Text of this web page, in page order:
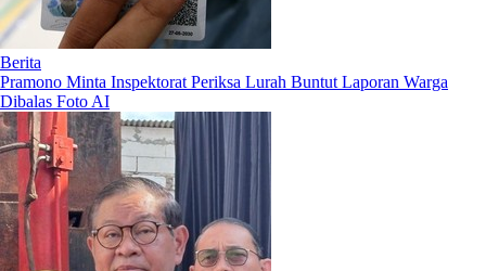
Berita
Pramono Minta Inspektorat Periksa Lurah Buntut Laporan Warga
Dibalas Foto AI